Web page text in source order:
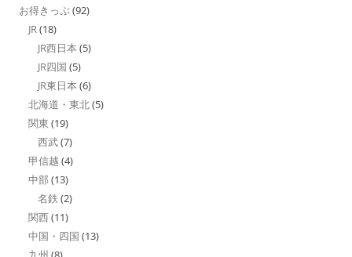
お得きっぷ(92)
JR(18)
JR西日本 (5)
JR四国 (5)
JR東日本 (6)
北海道・東北(5)
関東 (19)
西武(7)
甲信越 (4)
中部 (13)
名鉄 (2)
関西(11)
中国・四国 (13)